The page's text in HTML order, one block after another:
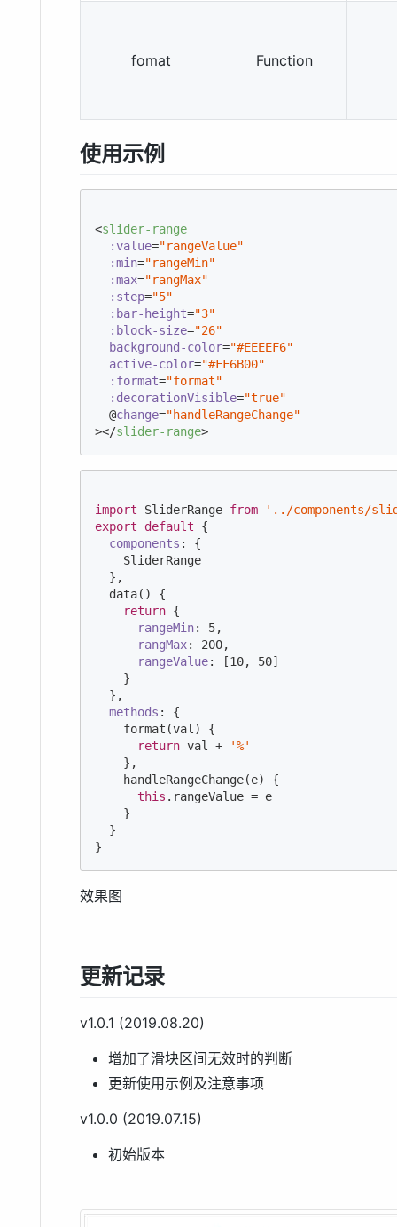
fomat Function
使用示例
<slider-range
:value="rangeValue"
:min="rangeMin"
:max="rangMax"
:step="5"
:bar-height="3"
:block-size="26"
background-color="#EEEEF6"
active-color="#FF6B00"
:format="format"
:decorationVisible="true"
  @
change="handleRangeChange"
></slider-range>
import SliderRange from
'../components/
export
default {
components : {
    SliderRange
  },
  data() {
return {
rangeMin: 5,
rangMax: 200,
rangeValue: [10, 50]
    }
  },
methods : {
    format(val) {
return val +
'%'
    },
    handleRangeChange(e) {
this .rangeValue = e
    }
  }
}
效果图
更新记录
v1.0.1 (2019.08.20)
增加了滑块区间无效时的判断
更新使用示例及注意事项
v1.0.0 (2019.07.15)
初始版本